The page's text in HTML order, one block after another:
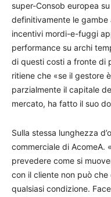
super-Consob europea
definitivamente le
incentivi mordi-e-fuggi
performance su archi
di questi costi a fronte di
ritiene che «se il gestore
parzialmente il capitale
mercato, ha fatto il suo
Sulla stessa lunghezza
commerciale di AcomeA.
prevedere come si
con il cliente non può
qualsiasi condizione.